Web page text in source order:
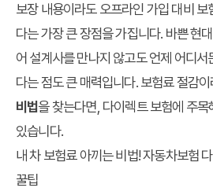
보장 내용이라도 오프라인 가입 대비
다는 가장 큰 장점을 가집니다. 바쁜 현
어 설계사를 만나지 않고도 언제 어디서
다는 점도 큰 매력입니다. 보험료 절감
비법을 찾는다면, 다이렉트 보험에 주목
있습니다.
내 차 보험료 아끼는 비법! 자동차보험
꿀팁